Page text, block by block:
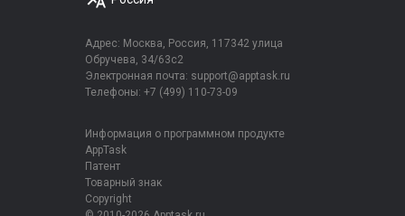
Адрес: Москва, Россия, 117342 улица
Обручева, 34/63с2
Электронная почта: support@apptask.ru
Телефоны: +7 (499) 110-73-09
Информация о программном продукте
AppTask
Патент
Товарный знак
Copyright